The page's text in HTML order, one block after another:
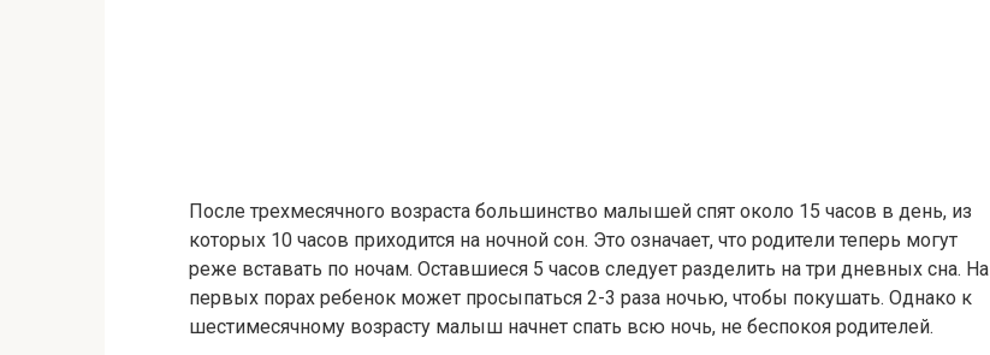
После трехмесячного возраста большинство малышей спят около 15 часов в день, из
которых 10 часов приходится на ночной сон. Это означает, что родители теперь могут
реже вставать по ночам. Оставшиеся 5 часов следует разделить на три дневных сна. На
первых порах ребенок может просыпаться 2-3 раза ночью, чтобы покушать. Однако к
шестимесячному возрасту малыш начнет спать всю ночь, не беспокоя родителей.